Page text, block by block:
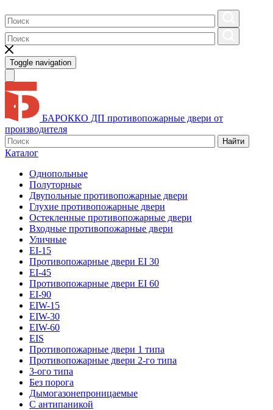
Toggle navigation
БАРОККО ДП противопожарные двери от
производителя
Найти
Каталог
Однопольные
Полуторные
Двупольные противопожарные двери
Глухие противопожарные двери
Остекленные противопожарные двери
Входные противопожарные двери
Уличные
EI-15
Противопожарные двери EI 30
EI-45
Противопожарные двери EI 60
EI-90
EIW-15
EIW-30
EIW-60
EIS
Противопожарные двери 1 типа
Противопожарные двери 2-го типа
3-ого типа
Без порога
Дымогазонепроницаемые
С антипаникой